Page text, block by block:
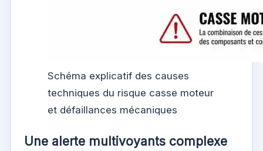
Schéma explicatif des causes
techniques du risque casse moteur
et défaillances mécaniques
Une alerte multivoyants complexe